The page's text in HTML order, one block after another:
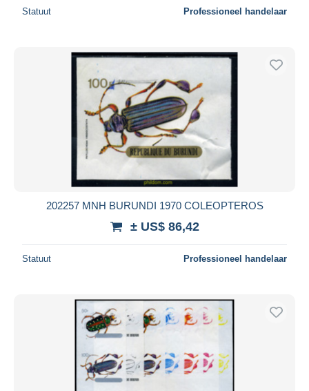
Statuut Professioneel handelaar
202257 MNH BURUNDI 1970 COLEOPTEROS
± US$ 86,42
Statuut Professioneel handelaar